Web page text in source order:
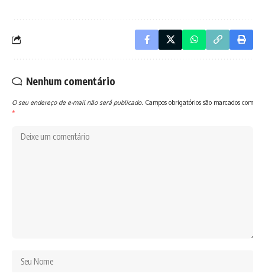
Nenhum comentário
O seu endereço de e-mail não será publicado. Campos obrigatórios são marcados com
*